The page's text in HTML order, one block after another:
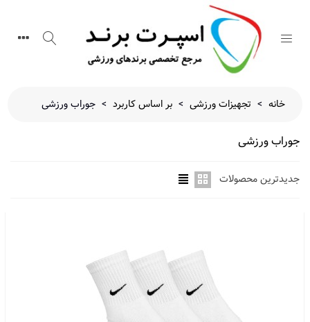
خانه > تجهیزات ورزشی > بر اساس کاربرد > جوراب ورزشی
جوراب ورزشی
جدیدترین محصولات